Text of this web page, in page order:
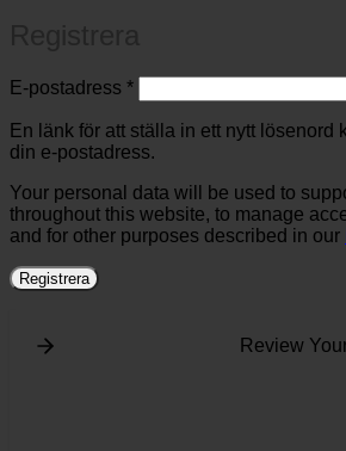
E-postadress *Obligatoriskt
En länk för att ställa in ett nytt lösenord
din e-postadress.
Your personal data will be used to
throughout this website, to manage
and for other purposes described in our
Registrera
Review